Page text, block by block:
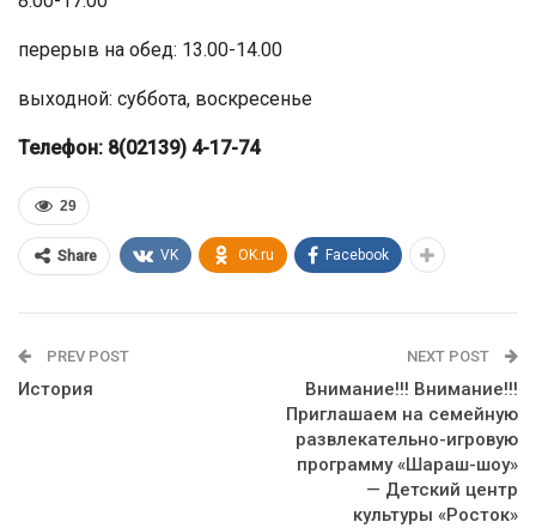
перерыв на обед: 13.00-14.00
выходной: суббота, воскресенье
Телефон: 8(02139) 4-17-74
29
Share VK OK.ru Facebook
PREV POST
История
NEXT POST
Внимание!!! Внимание!!!
Приглашаем на семейную
развлекательно-игровую
программу «Шараш-шоу»
— Детский центр
культуры «Росток»